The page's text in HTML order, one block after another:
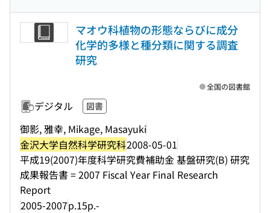
マオウ科植物の形態ならびに成分
化学的多様と種分類に関する調査
研究
デジタル 図書
御影, 雅幸, Mikage, Masayuki
金沢大学自然科学研究科2008-05-01
平成19(2007)年度科学研究費補助金 基盤研究(B) 研究
成果報告書 = 2007 Fiscal Year Final Research
Report
2005-2007p.15p.-
全国の図書館